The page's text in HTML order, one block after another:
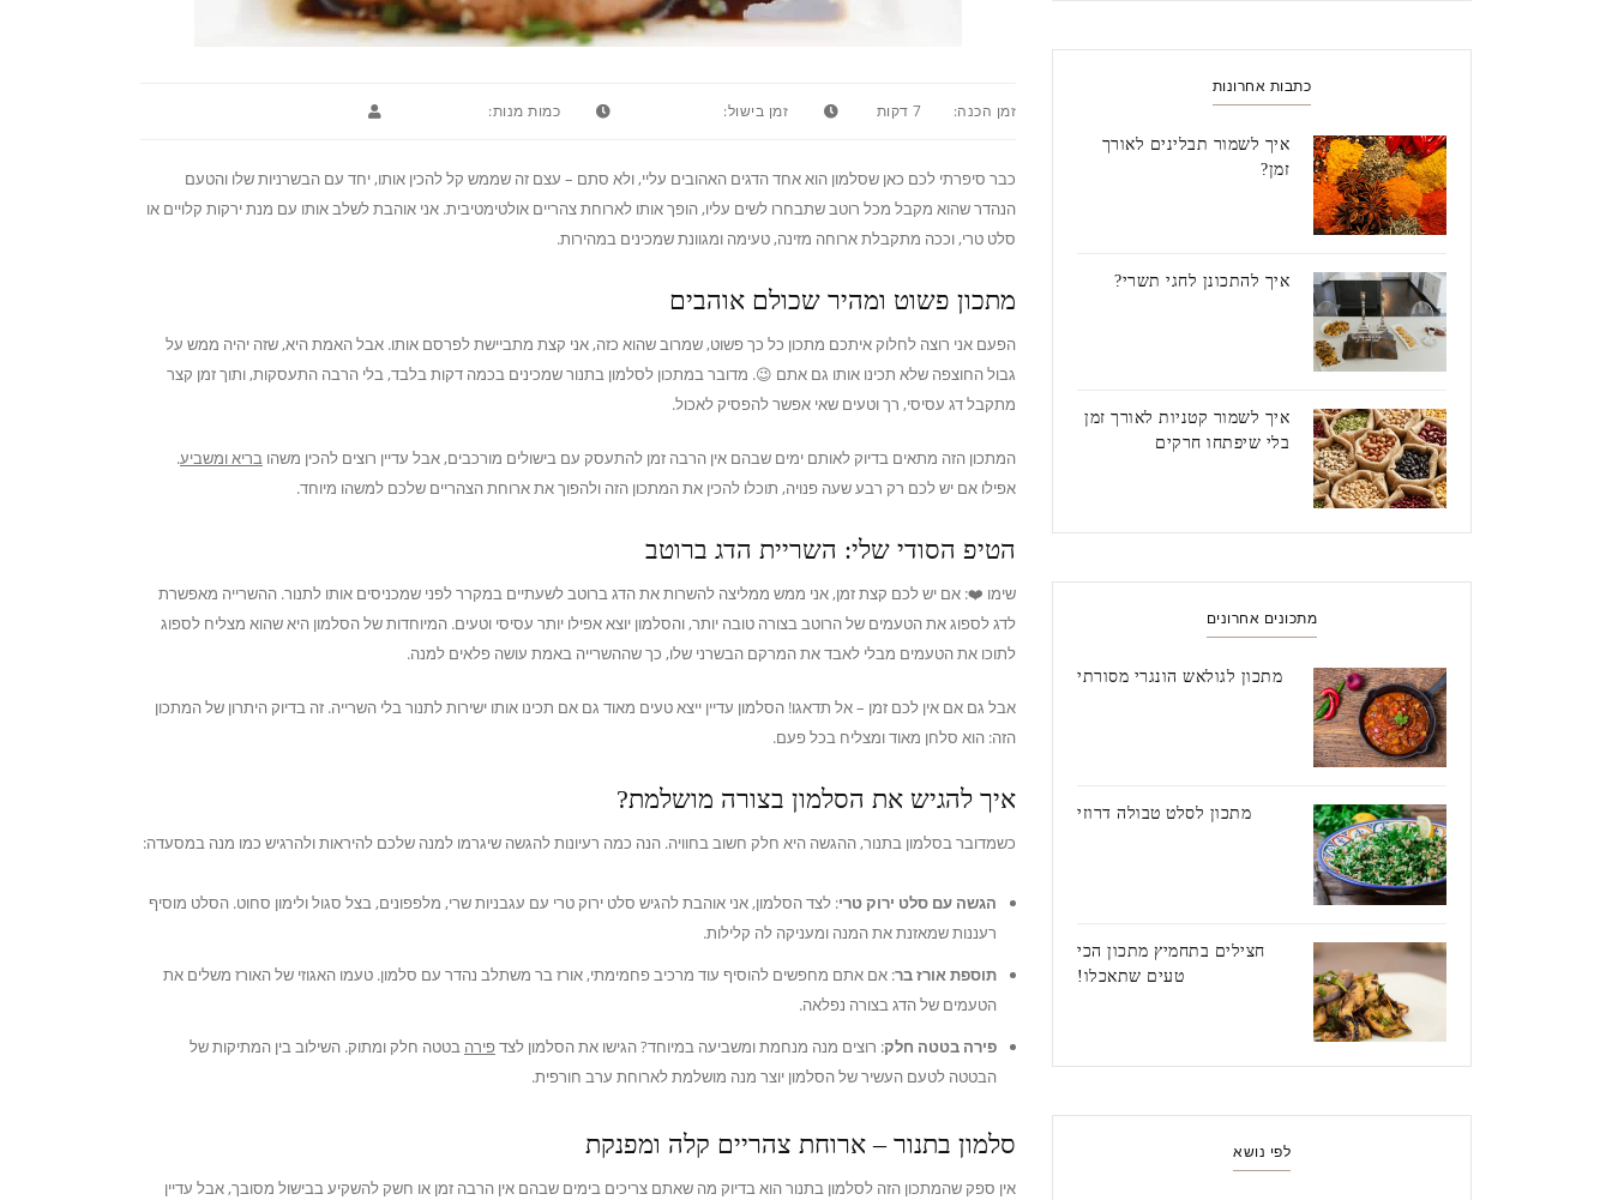
זמן הכנה: 7 דקות זמן בישול: כמות מנות:
כבר סיפרתי לכם כאן שסלמון הוא אחד הדגים האהובים עליי, ולא סתם – עצם זה שממש קל להכין אותו, יחד עם הבשרניות שלו והטעם
הנהדר שהוא מקבל מכל רוטב שתבחרו לשים עליו, הופך אותו לארוחת צהריים אולטימטיבית. אני אוהבת לשלב אותו עם מנת ירקות קלויים או
סלט טרי, וככה מתקבלת ארוחה מזינה, טעימה ומגוונת שמכינים במהירות.
מתכון פשוט ומהיר שכולם אוהבים
הפעם אני רוצה לחלוק איתכם מתכון כל כך פשוט, שמרוב שהוא כזה, אני קצת מתביישת לפרסם אותו. אבל האמת היא, שזה יהיה ממש על
גבול החוצפה שלא תכינו אותו גם אתם 😉. מדובר במתכון לסלמון בתנור שמכינים בכמה דקות בלבד, בלי הרבה התעסקות, ותוך זמן קצר
מתקבל דג עסיסי, רך וטעים שאי אפשר להפסיק לאכול.
המתכון הזה מתאים בדיוק לאותם ימים שבהם אין הרבה זמן להתעסק עם בישולים מורכבים, אבל עדיין רוצים להכין משהו בריא ומשביע.
אפילו אם יש לכם רק רבע שעה פנויה, תוכלו להכין את המתכון הזה ולהפוך את ארוחת הצהריים שלכם למשהו מיוחד.
הטיפ הסודי שלי: השריית הדג ברוטב
שימו ❤️: אם יש לכם קצת זמן, אני ממש ממליצה להשרות את הדג ברוטב לשעתיים במקרר לפני שמכניסים אותו לתנור. ההשרייה מאפשרת
לדג לספוג את הטעמים של הרוטב בצורה טובה יותר, והסלמון יוצא אפילו יותר עסיסי וטעים. המיוחדות של הסלמון היא שהוא מצליח לספוג
לתוכו את הטעמים מבלי לאבד את המרקם הבשרני שלו, כך שההשרייה באמת עושה פלאים למנה.
אבל גם אם אין לכם זמן – אל תדאגו! הסלמון עדיין ייצא טעים מאוד גם אם תכינו אותו ישירות לתנור בלי השרייה. זה בדיוק היתרון של המתכון
הזה: הוא סלחן מאוד ומצליח בכל פעם.
איך להגיש את הסלמון בצורה מושלמת?
כשמדובר בסלמון בתנור, ההגשה היא חלק חשוב בחוויה. הנה כמה רעיונות להגשה שיגרמו למנה שלכם להיראות ולהרגיש כמו מנה במסעדה:
הגשה עם סלט ירוק טרי: לצד הסלמון, אני אוהבת להגיש סלט ירוק טרי עם עגבניות שרי, מלפפונים, בצל סגול ולימון סחוט. הסלט מוסיף
רעננות שמאזנת את המנה ומעניקה לה קלילות.
תוספת אורז בר: אם אתם מחפשים להוסיף עוד מרכיב פחמימתי, אורז בר משתלב נהדר עם סלמון. טעמו האגוזי של האורז משלים את
הטעמים של הדג בצורה נפלאה.
פירה בטטה חלק: רוצים מנה מנחמת ומשביעה במיוחד? הגישו את הסלמון לצדפירה בטטה חלק ומתוק. השילוב בין המתיקות של
הבטטה לטעם העשיר של הסלמון יוצר מנה מושלמת לארוחת ערב חורפית.
סלמון בתנור – ארוחת צהריים קלה ומפנקת
אין ספק שהמתכון הזה לסלמון בתנור הוא בדיוק מה שאתם צריכים בימים שבהם אין הרבה זמן או חשק להשקיע בבישול מסובך, אבל עדיין
כתבות אחרונות
איך לשמור תבלינים לאורך
זמן?
איך להתכונן לחגי תשרי?
איך לשמור קטניות לאורך זמן
בלי שיפתחו חרקים
מתכונים אחרונים
מתכון לגולאש הונגרי מסורתי
מתכון לסלט טבולה דרוזי
חצילים בתחמיץ מתכון הכי
טעים שתאכלו!
לפי נושא